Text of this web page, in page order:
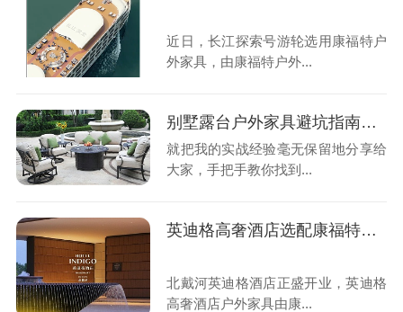
近日，长江探索号游轮选用康福特户
外家具，由康福特户外...
别墅露台户外家具避坑指南！经验总结出的宝藏攻略
就把我的实战经验毫无保留地分享给
大家，手把手教你找到...
英迪格高奢酒店选配康福特户外家具
北戴河英迪格酒店正盛开业，英迪格
高奢酒店户外家具由康...